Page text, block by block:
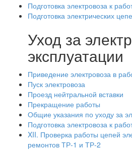
Подготовка электровоза к
Подготовка электрических
Уход за
эксплуатации
Приведение электровоза в
Пуск электровоза
Проезд нейтральной вставки
Прекращение работы
Общие указания по уходу за
Подготовка электровоза к
XII. Проверка работы цепей
ремонтов ТР-1 и ТР-2